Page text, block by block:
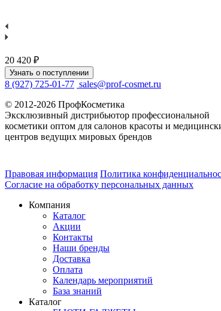
20 420 ₽
Узнать о поступлении
8 (927) 725-01-77 sales@prof-cosmet.ru
© 2012-2026 ПрофКосметика
Эксклюзивный дистрибьютор профессиональной
косметики оптом для салонов красоты и
центров ведущих мировых брендов
Правовая информация Политика
Согласие на обработку персональных данных
Компания
Каталог
Акции
Контакты
Наши бренды
Доставка
Оплата
Календарь мероприятий
База знаний
Каталог